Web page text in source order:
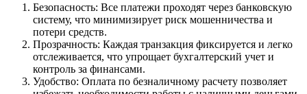
Безопасность: Все платежи проходят через банковскую
систему, что минимизирует риск мошенничества и
потери средств.
Прозрачность: Каждая транзакция фиксируется и легко
отслеживается, что упрощает бухгалтерский учет и
контроль за финансами.
Удобство: Оплата по безналичному расчету позволяет